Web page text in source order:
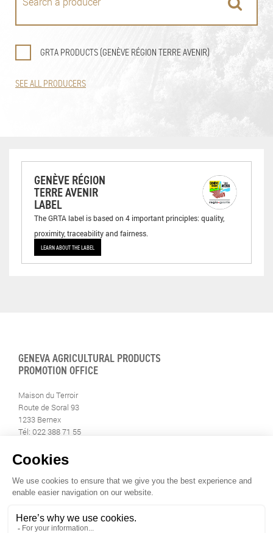
GRTA PRODUCTS (GENÈVE RÉGION TERRE AVENIR)
SEE ALL PRODUCERS
GENÈVE RÉGION
TERRE AVENIR
LABEL
The GRTA label is based on 4 important principles: quality,
proximity, traceability and fairness.
LEARN ABOUT THE LABEL
GENEVA AGRICULTURAL PRODUCTS
PROMOTION OFFICE
Maison du Terroir
Route de Soral 93
1233 Bernex
Tél: 022 388 71 55
info@geneveterroir.ge.ch
STAY INFORMED
ALL THE TERROIR NEWS